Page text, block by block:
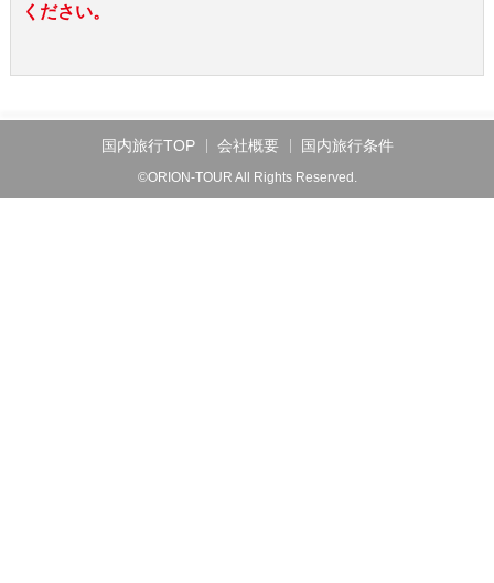
ください。
国内旅行TOP 会社概要 国内旅行条件
©ORION-TOUR All Rights Reserved.